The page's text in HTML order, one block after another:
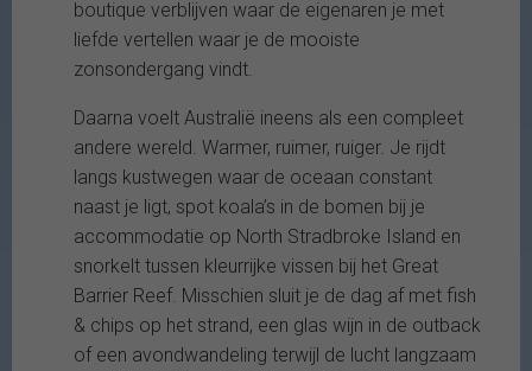
boutique verblijven waar de eigenaren je met
liefde vertellen waar je de mooiste
zonsondergang vindt.
Daarna voelt Australië ineens als een compleet
andere wereld. Warmer, ruimer, ruiger. Je rijdt
langs kustwegen waar de oceaan constant
naast je ligt, spot koala’s in de bomen bij je
accommodatie op North Stradbroke Island en
snorkelt tussen kleurrijke vissen bij het Great
Barrier Reef. Misschien sluit je de dag af met fish
& chips op het strand, een glas wijn in de outback
of een avondwandeling terwijl de lucht langzaam